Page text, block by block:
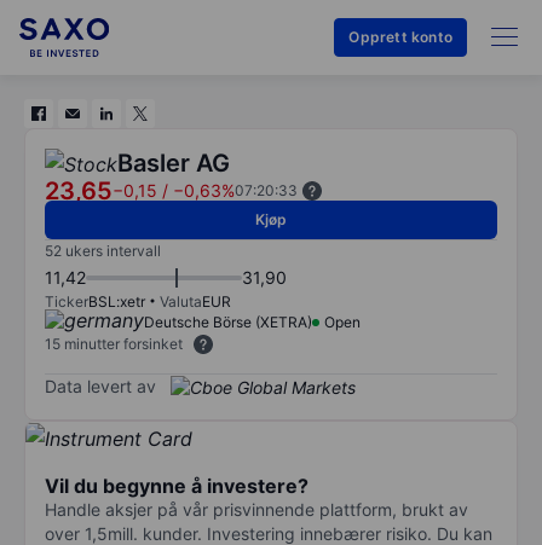
Opprett konto
Basler AG
23,65−0,15 / −0,63%07:20:33
Kjøp
52 ukers intervall
11,42 31,90
TickerBSL:xetr ValutaEUR
Deutsche Börse (XETRA)
Open
15 minutter forsinket
Data levert av
Vil du begynne å investere?
Handle aksjer på vår prisvinnende plattform, brukt av
over 1,5mill. kunder. Investering innebærer risiko. Du kan